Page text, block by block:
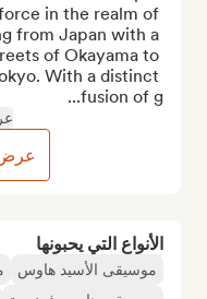
الأنواع التي يحبونها
موسيقى الأسيد هاوس
in the realm of
from Japan with a
of Okayama to
With a distinct
fusion of g...
عرض